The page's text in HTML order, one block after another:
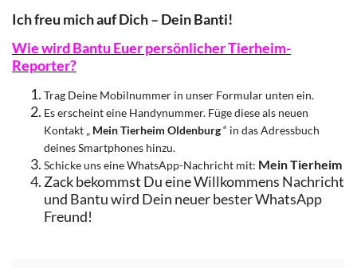
Ich freu mich auf Dich – Dein Banti!
Wie wird Bantu Euer persönlicher Tierheim-
Reporter?
Trag Deine Mobilnummer in unser Formular unten ein.
Es erscheint eine Handynummer. Füge diese als neuen
Kontakt „ Mein Tierheim Oldenburg“ in das Adressbuch
deines Smartphones hinzu.
Schicke uns eine WhatsApp-Nachricht mit: Mein Tierheim
Zack bekommst Du eine Willkommens Nachricht
und Bantu wird Dein neuer bester WhatsApp
Freund!